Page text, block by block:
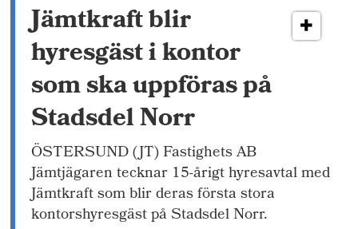
Jämtkraft blir
hyresgäst i kontor
som ska uppföras på
Stadsdel Norr
ÖSTERSUND (JT) Fastighets AB
Jämtjägaren tecknar 15-årigt hyresavtal med
Jämtkraft som blir deras första stora
kontorshyresgäst på Stadsdel Norr.